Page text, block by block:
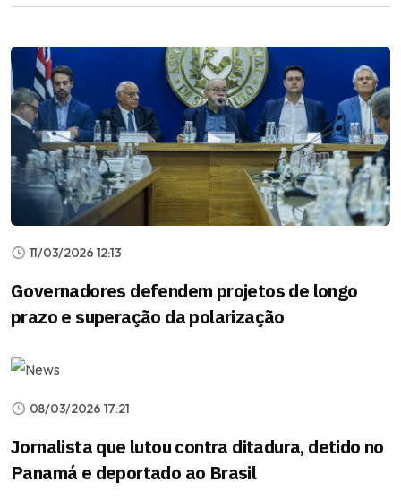
11/03/2026 12:13
Governadores defendem projetos de longo
prazo e superação da polarização
08/03/2026 17:21
Jornalista que lutou contra ditadura, detido no
Panamá e deportado ao Brasil